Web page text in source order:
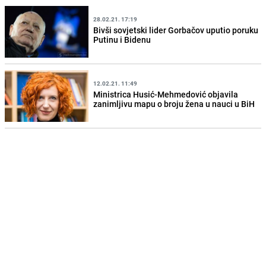
28.02.21. 17:19
Bivši sovjetski lider Gorbačov uputio poruku
Putinu i Bidenu
12.02.21. 11:49
Ministrica Husić-Mehmedović objavila
zanimljivu mapu o broju žena u nauci u BiH